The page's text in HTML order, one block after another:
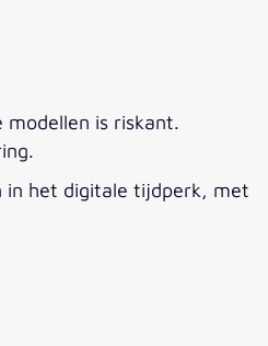
is riskant.
in het digitale tijdperk, met